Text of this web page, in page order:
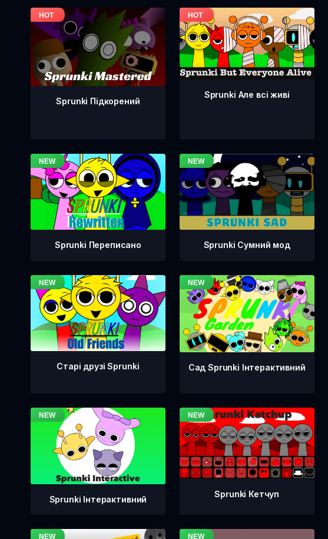
Sprunki Підкорений
Sprunki Але всі живі
Sprunki Переписано Sprunki Сумний мод
Старі друзі Sprunki Сад Sprunki Інтерактивний
Sprunki Інтерактивний
Sprunki Кетчуп